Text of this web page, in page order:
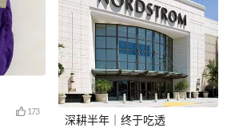
173
深耕半年｜终于吃透